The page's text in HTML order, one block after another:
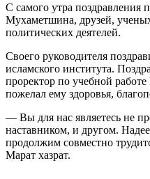
С самого утра поздравления
Мухаметшина, друзей,
политических деятелей.
Своего руководителя
исламского института.
проректор по учебной
пожелал ему здоровья,
— Вы для нас являетесь не
наставником, и другом.
продолжим совместно
Марат хазрат.